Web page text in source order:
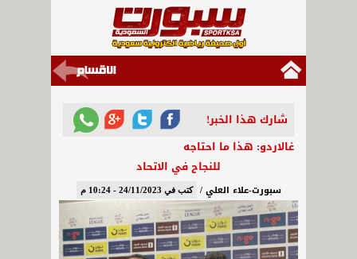
شارك هذا الخبر!
غالاردو: هذا ما احتاجه
للنجاح في الاتحاد
سبورت-علاء العلي / كتب في 24/11/2023 - 10:24 م